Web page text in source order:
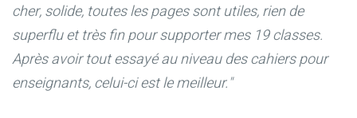
cher, solide, toutes les pages sont utiles, rien de
superflu et très fin pour supporter mes 19 classes.
Après avoir tout essayé au niveau des cahiers pour
enseignants, celui-ci est le meilleur."